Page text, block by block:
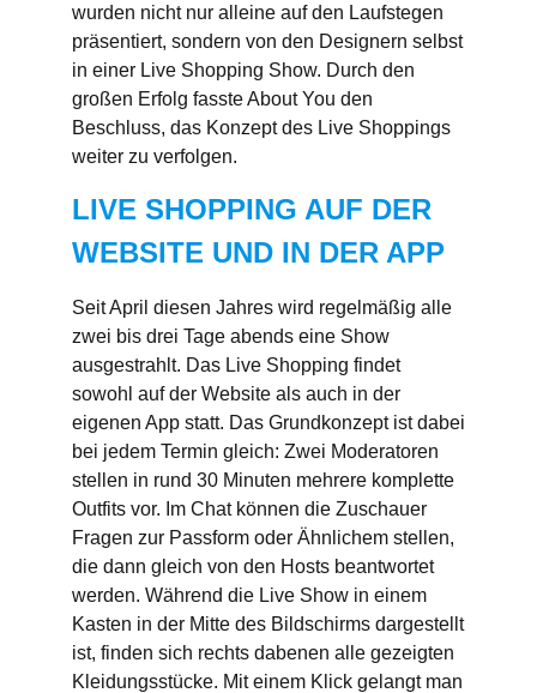
wurden nicht nur alleine auf den Laufstegen
präsentiert, sondern von den Designern selbst
in einer Live Shopping Show. Durch den
großen Erfolg fasste About You den
Beschluss, das Konzept des Live Shoppings
weiter zu verfolgen.
LIVE SHOPPING AUF DER
WEBSITE UND IN DER APP
Seit April diesen Jahres wird regelmäßig alle
zwei bis drei Tage abends eine Show
ausgestrahlt. Das Live Shopping findet
sowohl auf der Website als auch in der
eigenen App statt. Das Grundkonzept ist dabei
bei jedem Termin gleich: Zwei Moderatoren
stellen in rund 30 Minuten mehrere komplette
Outfits vor. Im Chat können die Zuschauer
Fragen zur Passform oder Ähnlichem stellen,
die dann gleich von den Hosts beantwortet
werden. Während die Live Show in einem
Kasten in der Mitte des Bildschirms dargestellt
ist, finden sich rechts dabenen alle gezeigten
Kleidungsstücke. Mit einem Klick gelangt man